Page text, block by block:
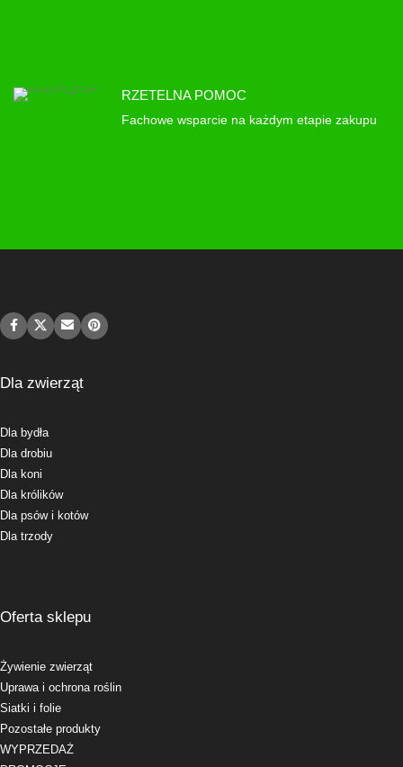
RZETELNA POMOC
Fachowe wsparcie na każdym etapie zakupu
Dla zwierząt
Dla bydła
Dla drobiu
Dla koni
Dla królików
Dla psów i kotów
Dla trzody
Oferta sklepu
Żywienie zwierząt
Uprawa i ochrona roślin
Siatki i folie
Pozostałe produkty
WYPRZEDAŻ